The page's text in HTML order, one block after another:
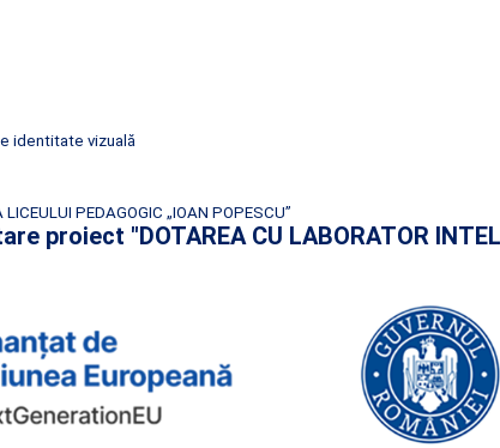
identitate vizuală
PEDAGOGIC „IOAN POPESCU”
proiect "DOTAREA CU LABORATOR